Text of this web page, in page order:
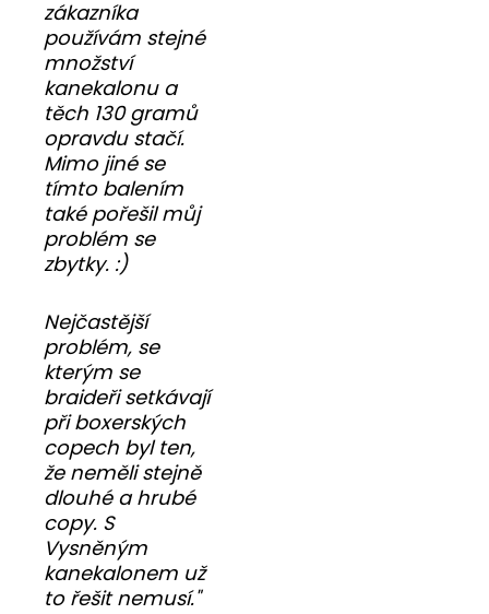
zákazníka
používám stejné
množství
kanekalonu a
těch 130 gramů
opravdu stačí.
Mimo jiné se
tímto balením
také pořešil můj
problém se
zbytky. :)
Nejčastější
problém, se
kterým se
braideři setkávají
při boxerských
copech byl ten,
že neměli stejně
dlouhé a hrubé
copy. S
Vysněným
kanekalonem už
to řešit nemusí."